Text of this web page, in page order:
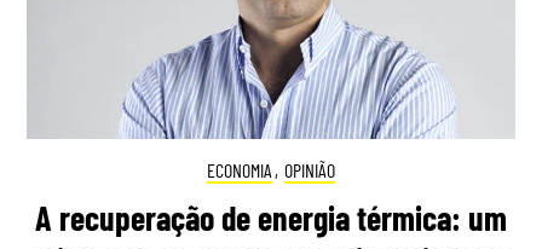
ECONOMIA , OPINIÃO
A recuperação de energia térmica: um